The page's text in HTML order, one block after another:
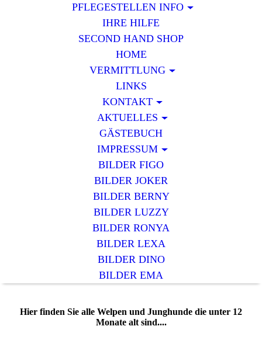
PFLEGESTELLEN INFO
IHRE HILFE
SECOND HAND SHOP
HOME
VERMITTLUNG
LINKS
KONTAKT
AKTUELLES
GÄSTEBUCH
IMPRESSUM
BILDER FIGO
BILDER JOKER
BILDER BERNY
BILDER LUZZY
BILDER RONYA
BILDER LEXA
BILDER DINO
BILDER EMA
Hier finden Sie alle Welpen und Junghunde die unter 12
Monate alt sind....